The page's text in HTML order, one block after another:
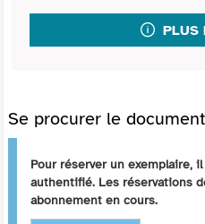
PLUS
Se procurer le document
Pour réserver un exemplaire,
authentifié. Les réservations
abonnement en cours.